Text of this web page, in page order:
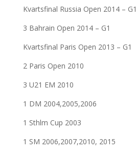
Kvartsfinal Russia Open 2014 – G1
3 Bahrain Open 2014 – G1
Kvartsfinal Paris Open 2013 – G1
2 Paris Open 2010
3 U21 EM 2010
1 DM 2004,2005,2006
1 Sthlm Cup 2003
1 SM 2006,2007,2010, 2015